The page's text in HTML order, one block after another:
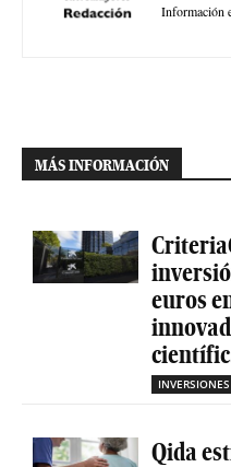
Información
MÁS INFORMACIÓN
euros
INVERSIONES
Qida